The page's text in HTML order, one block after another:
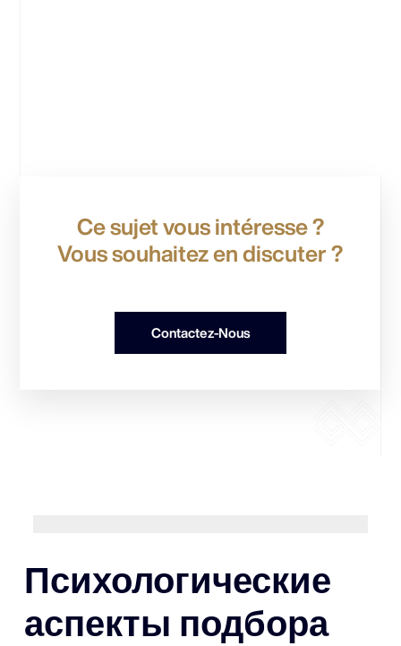
Ce sujet vous intéresse ?
Vous souhaitez en discuter ?
Contactez-Nous
Психологические
аспекты подбора